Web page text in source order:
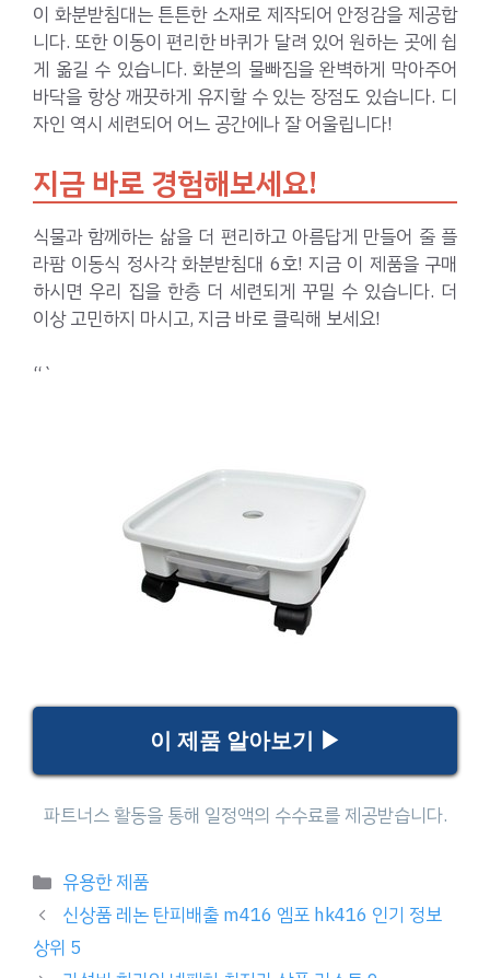
이 화분받침대는 튼튼한 소재로 제작되어 안정감을 제공합
니다. 또한 이동이 편리한 바퀴가 달려 있어 원하는 곳에 쉽
게 옮길 수 있습니다. 화분의 물빠짐을 완벽하게 막아주어
바닥을 항상 깨끗하게 유지할 수 있는 장점도 있습니다. 디
자인 역시 세련되어 어느 공간에나 잘 어울립니다!
지금 바로 경험해보세요!
식물과 함께하는 삶을 더 편리하고 아름답게 만들어 줄 플
라팜 이동식 정사각 화분받침대 6호! 지금 이 제품을 구매
하시면 우리 집을 한층 더 세련되게 꾸밀 수 있습니다. 더
이상 고민하지 마시고, 지금 바로 클릭해 보세요!
“`
이 제품 알아보기 ▶
Categories
유용한 제품
신상품 레논 탄피배출 m416 엠포 hk416 인기 정보
상위 5